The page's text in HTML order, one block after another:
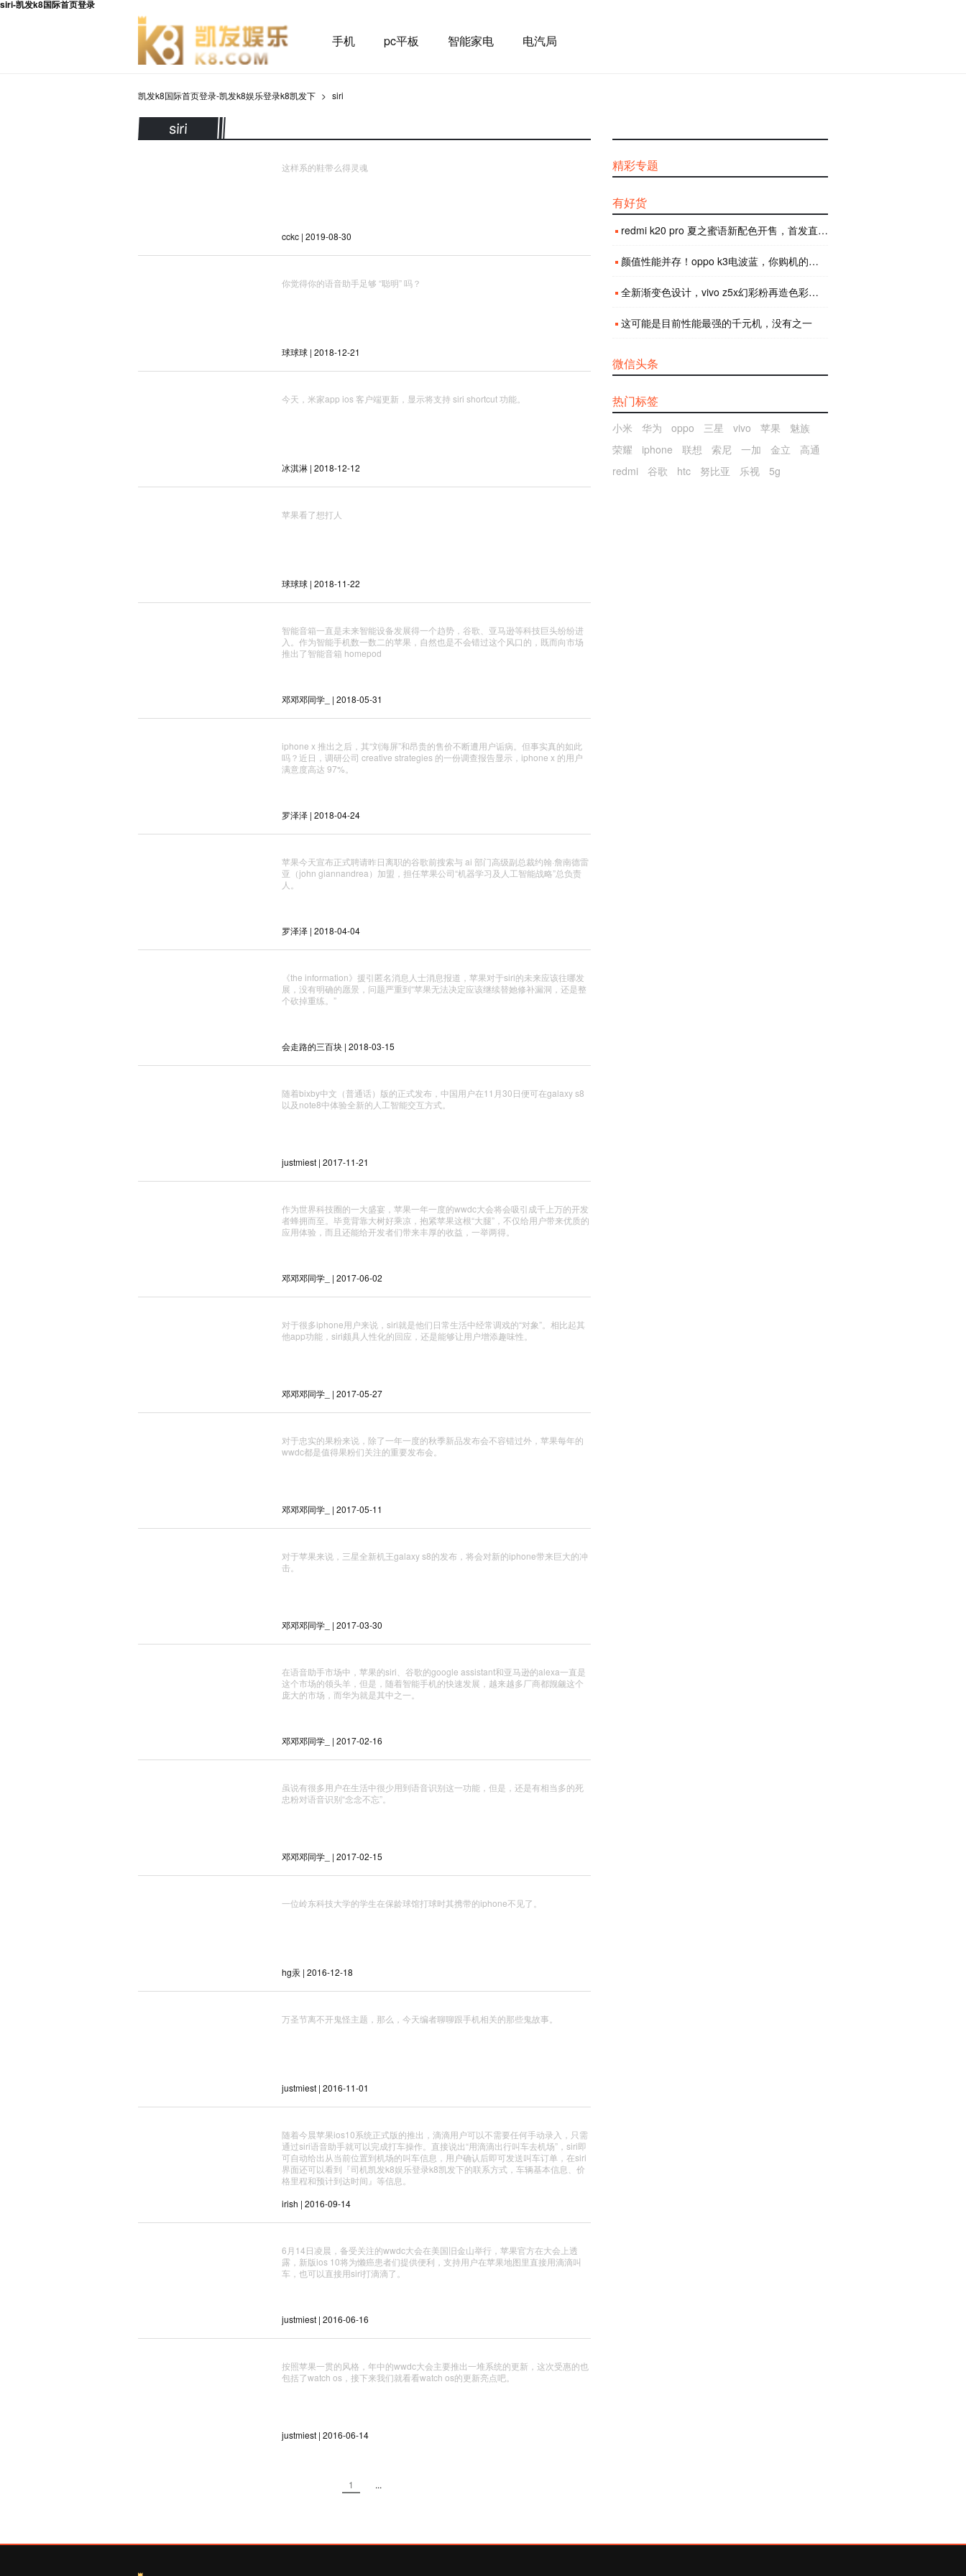
siri-凯发k8国际首页登录
手机 pc平板 智能家电 电汽局
凯发k8国际首页登录-凯发k8娱乐登录k8凯发下 siri
siri
这样系的鞋带么得灵魂
cckc | 2019-08-30
你觉得你的语音助手足够 “聪明” 吗？
球球球 | 2018-12-21
今天，米家app ios 客户端更新，显示将支持 siri shortcut 功能。
冰淇淋 | 2018-12-12
苹果看了想打人
球球球 | 2018-11-22
智能音箱一直是未来智能设备发展得一个趋势，谷歌、亚马逊等科技巨头纷纷进
入。作为智能手机数一数二的苹果，自然也是不会错过这个风口的，既而向市场
推出了智能音箱 homepod
邓邓邓同学_ | 2018-05-31
iphone x 推出之后，其“刘海屏”和昂贵的售价不断遭用户诟病。但事实真的如此
吗？近日，调研公司 creative strategies 的一份调查报告显示，iphone x 的用户
满意度高达 97%。
罗泽泽 | 2018-04-24
苹果今天宣布正式聘请昨日离职的谷歌前搜索与 ai 部门高级副总裁约翰·詹南德雷
亚（john giannandrea）加盟，担任苹果公司“机器学习及人工智能战略”总负责
人。
罗泽泽 | 2018-04-04
《the information》援引匿名消息人士消息报道，苹果对于siri的未来应该往哪发
展，没有明确的愿景，问题严重到“苹果无法决定应该继续替她修补漏洞，还是整
个砍掉重练。”
会走路的三百块 | 2018-03-15
随着bixby中文（普通话）版的正式发布，中国用户在11月30日便可在galaxy s8
以及note8中体验全新的人工智能交互方式。
justmiest | 2017-11-21
作为世界科技圈的一大盛宴，苹果一年一度的wwdc大会将会吸引成千上万的开发
者蜂拥而至。毕竟背靠大树好乘凉，抱紧苹果这根“大腿”，不仅给用户带来优质的
应用体验，而且还能给开发者们带来丰厚的收益，一举两得。
邓邓邓同学_ | 2017-06-02
对于很多iphone用户来说，siri就是他们日常生活中经常调戏的“对象”。相比起其
他app功能，siri颇具人性化的回应，还是能够让用户增添趣味性。
邓邓邓同学_ | 2017-05-27
对于忠实的果粉来说，除了一年一度的秋季新品发布会不容错过外，苹果每年的
wwdc都是值得果粉们关注的重要发布会。
邓邓邓同学_ | 2017-05-11
对于苹果来说，三星全新机王galaxy s8的发布，将会对新的iphone带来巨大的冲
击。
邓邓邓同学_ | 2017-03-30
在语音助手市场中，苹果的siri、谷歌的google assistant和亚马逊的alexa一直是
这个市场的领头羊，但是，随着智能手机的快速发展，越来越多厂商都觊觎这个
庞大的市场，而华为就是其中之一。
邓邓邓同学_ | 2017-02-16
虽说有很多用户在生活中很少用到语音识别这一功能，但是，还是有相当多的死
忠粉对语音识别“念念不忘”。
邓邓邓同学_ | 2017-02-15
一位岭东科技大学的学生在保龄球馆打球时其携带的iphone不见了。
hg汞 | 2016-12-18
万圣节离不开鬼怪主题，那么，今天编者聊聊跟手机相关的那些鬼故事。
justmiest | 2016-11-01
随着今晨苹果ios10系统正式版的推出，滴滴用户可以不需要任何手动录入，只需
通过siri语音助手就可以完成打车操作。直接说出“用滴滴出行叫车去机场”，siri即
可自动给出从当前位置到机场的叫车信息，用户确认后即可发送叫车订单，在siri
界面还可以看到『司机凯发k8娱乐登录k8凯发下的联系方式，车辆基本信息、价
格里程和预计到达时间』等信息。
irish | 2016-09-14
6月14日凌晨，备受关注的wwdc大会在美国旧金山举行，苹果官方在大会上透
露，新版ios 10将为懒癌患者们提供便利，支持用户在苹果地图里直接用滴滴叫
车，也可以直接用siri打滴滴了。
justmiest | 2016-06-16
按照苹果一贯的风格，年中的wwdc大会主要推出一堆系统的更新，这次受惠的也
包括了watch os，接下来我们就看看watch os的更新亮点吧。
justmiest | 2016-06-14
1 ...
精彩专题
有好货
redmi k20 pro 夏之蜜语新配色开售，首发直降 300 元
颜值性能并存！oppo k3电波蓝，你购机的新选择
全新渐变色设计，vivo z5x幻彩粉再造色彩美学
这可能是目前性能最强的千元机，没有之一
微信头条
热门标签
小米 华为 oppo 三星 vivo 苹果
魅族
荣耀
iphone 联想 索尼 一加 金立
高通
redmi
谷歌 htc 努比亚 乐视 5g